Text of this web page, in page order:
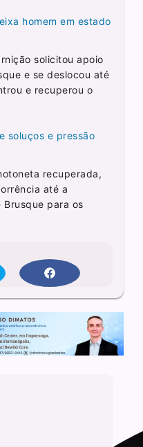
homem em estado
solicitou apoio
e se deslocou até
e recuperou o
soluços e pressão
recuperada,
até a
Brusque para os